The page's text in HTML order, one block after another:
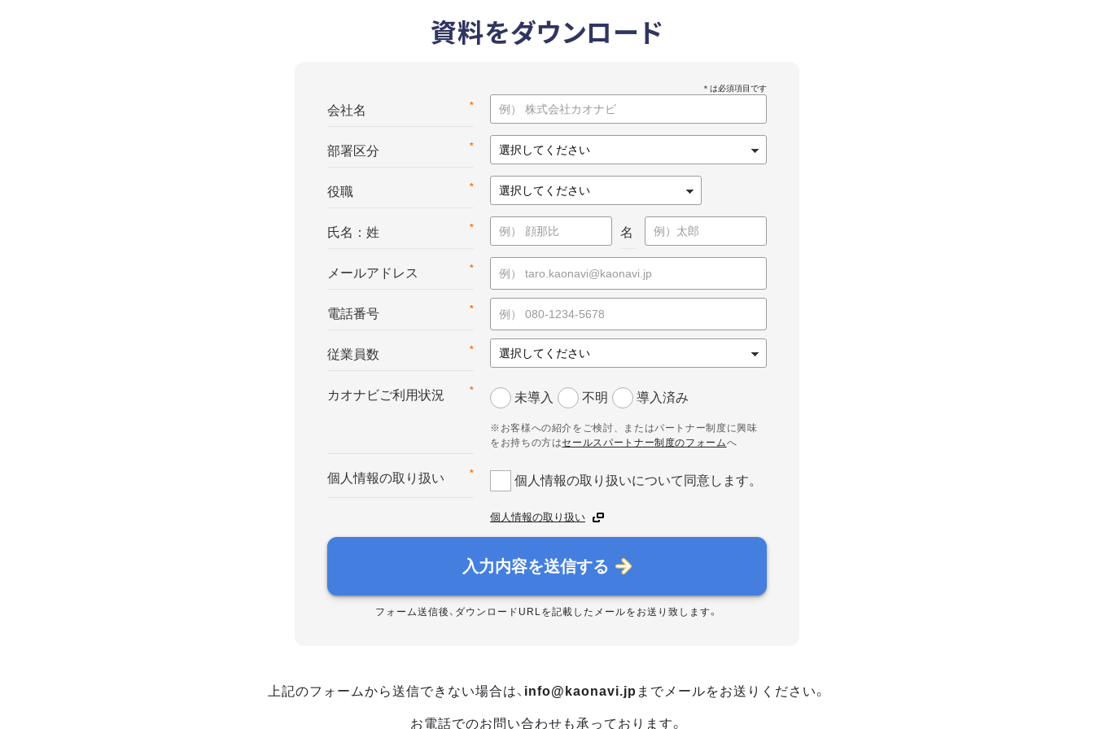
資料をダウンロード
*
会社名
*
部署区分
*
役職
*
氏名：姓 名
*
メールアドレス
*
電話番号
*
従業員数
*
カオナビご利用状況 未導入 不明 導入済み
※お客様への紹介をご検討、またはパートナー制度に興味
をお持ちの方はセールスパートナー制度のフォームへ
*
個人情報の取り扱い 個人情報の取り扱いについて同意します。
個人情報の取り扱い
入力内容を送信する
フォーム送信後、ダウンロードURLを記載したメールをお送り致します。
上記のフォームから送信できない場合は、 info@kaonavi.jp までメールをお送りください。
お電話でのお問い合わせも承っております。